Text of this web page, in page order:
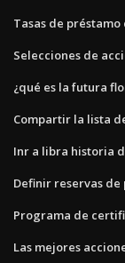
Tasas de
Selecciones de
¿qué es la futura
Compartir la lista
Inr a libra historia
Definir reservas de
Programa de
Las mejores